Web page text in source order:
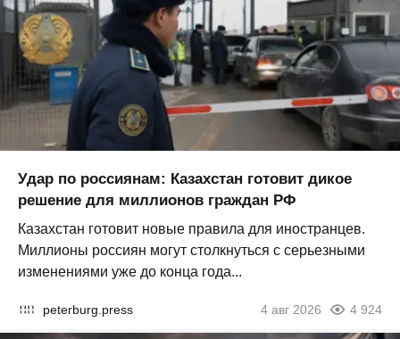
Удар по россиянам: Казахстан готовит дикое
решение для миллионов граждан РФ
Казахстан готовит новые правила для иностранцев.
Миллионы россиян могут столкнуться с серьезными
изменениями уже до конца года...
peterburg.press 4 авг 2026 4 924